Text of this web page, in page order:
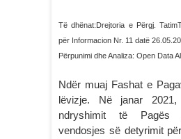
Të dhënat:Drejtoria e Përgj.
për Informacion Nr. 11 datë
Përpunimi dhe Analiza: Open Data
Ndër muaj Fashat e
lëvizje. Në janar
ndryshimit të Pagës
vendosjes së detyrimit